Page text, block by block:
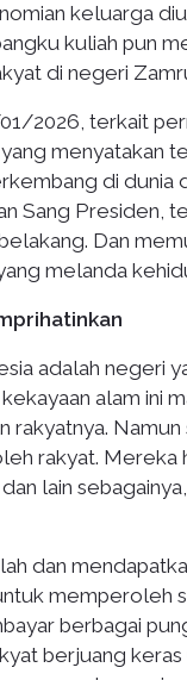
keluarga
kuliah pun
di negeri
2026, terkait
menyatakan
di dunia
Sang Presiden,
Dan
melanda
adalah negeri
alam ini
rakyatnya.
rakyat.
lain
dan
memperoleh
berbagai
berjuang